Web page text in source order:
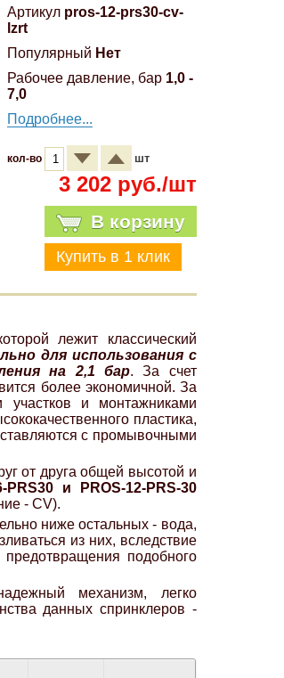
Артикул pros-12-prs30-cv-
lzrt
Популярный Нет
Рабочее давление, бар 1,0 -
7,0
Подробнее...
кол-во шт
3 202 руб./шт
В корзину
лежит классический
для использования с
на 2,1 бар. За счет
более экономичной. За
участков и монтажниками
пластика,
с промывочными
от друга общей высотой и
PRS30 и PROS-12-PRS-30
- CV).
ниже остальных - вода,
из них, вследствие
подобного
механизм, легко
данных спринклеров -